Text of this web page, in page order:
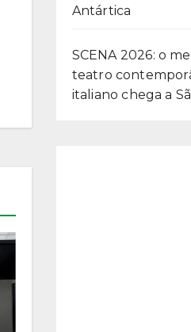
Antártica
SCENA 2026: o
teatro
italiano chega a